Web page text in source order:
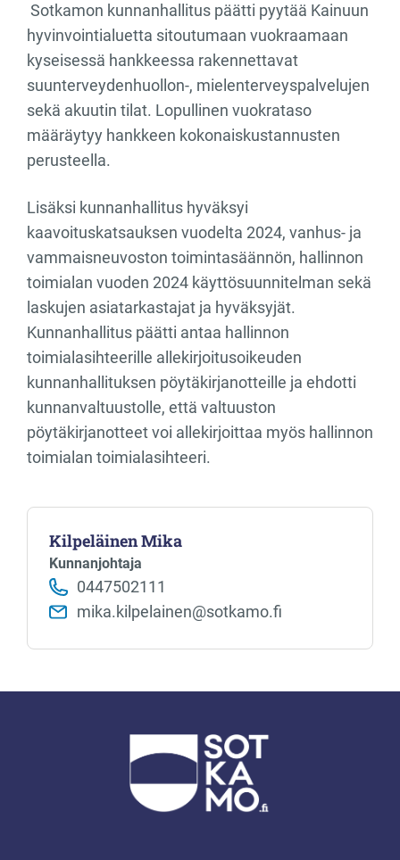
Sotkamon kunnanhallitus päätti pyytää Kainuun
hyvinvointialuetta sitoutumaan vuokraamaan
kyseisessä hankkeessa rakennettavat
suunterveydenhuollon-, mielenterveyspalvelujen
sekä akuutin tilat. Lopullinen vuokrataso
määräytyy hankkeen kokonaiskustannusten
perusteella.
Lisäksi kunnanhallitus hyväksyi
kaavoituskatsauksen vuodelta 2024, vanhus- ja
vammaisneuvoston toimintasäännön, hallinnon
toimialan vuoden 2024 käyttösuunnitelman sekä
laskujen asiatarkastajat ja hyväksyjät.
Kunnanhallitus päätti antaa hallinnon
toimialasihteerille allekirjoitusoikeuden
kunnanhallituksen pöytäkirjanotteille ja ehdotti
kunnanvaltuustolle, että valtuuston
pöytäkirjanotteet voi allekirjoittaa myös hallinnon
toimialan toimialasihteeri.
Kilpeläinen Mika
Kunnanjohtaja
0447502111
mika.kilpelainen@sotkamo.fi